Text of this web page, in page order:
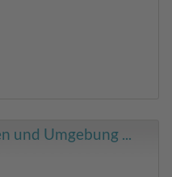
und Umgebung ...